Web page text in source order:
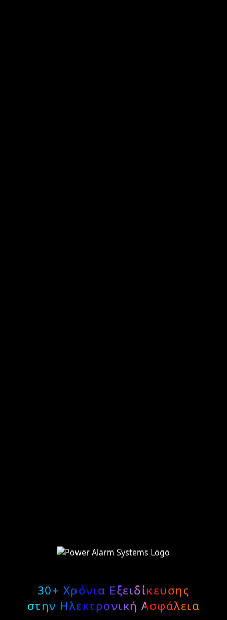
30+ Χρόνια Εξειδίκευσης
στην Ηλεκτρονική Ασφάλεια